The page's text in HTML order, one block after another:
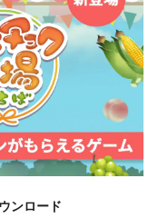
ンロード